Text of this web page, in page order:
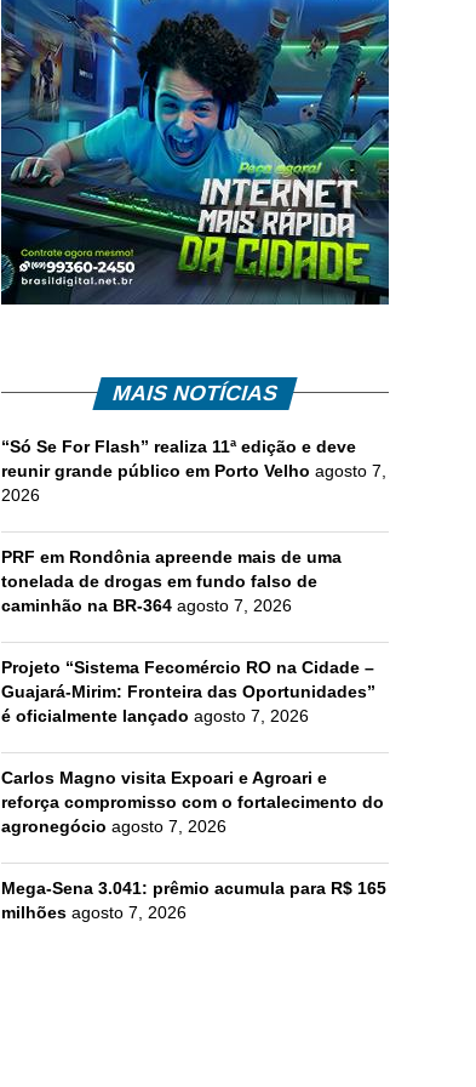
MAIS NOTÍCIAS
“Só Se For Flash” realiza 11ª edição e deve
reunir grande público em Porto Velho agosto 7,
2026
PRF em Rondônia apreende mais de uma
tonelada de drogas em fundo falso de
caminhão na BR-364 agosto 7, 2026
Projeto “Sistema Fecomércio RO na Cidade –
Guajará-Mirim: Fronteira das Oportunidades”
é oficialmente lançado agosto 7, 2026
Carlos Magno visita Expoari e Agroari e
reforça compromisso com o fortalecimento do
agronegócio agosto 7, 2026
Mega-Sena 3.041: prêmio acumula para R$ 165
milhões agosto 7, 2026